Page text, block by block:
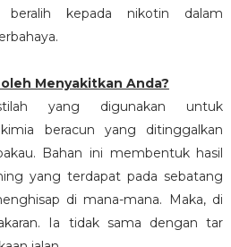
beralih kepada nikotin dalam
Menyakitkan Anda?
yang digunakan untuk
beracun yang ditinggalkan
Bahan ini membentuk hasil
yang terdapat pada sebatang
di mana-mana. Maka, di
Ia tidak sama dengan tar